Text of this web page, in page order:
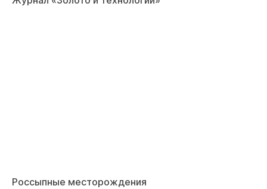
Россыпные месторождения